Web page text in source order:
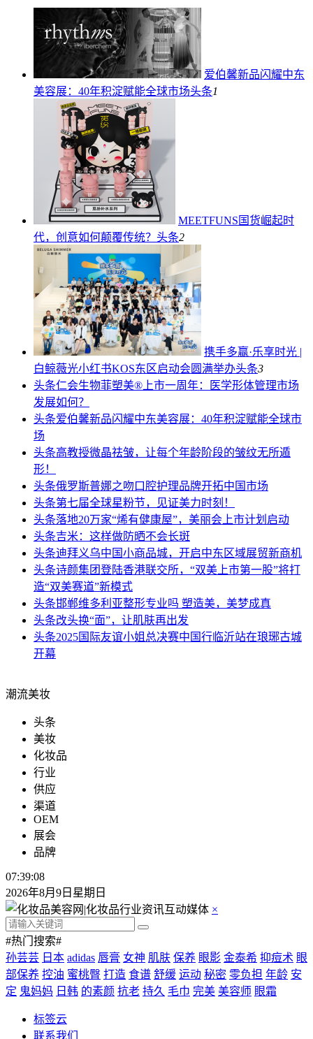
爱伯馨新品闪耀中东
美容展：40年积淀赋能全球市场头条1
MEETFUNS国货崛起时
代，创意如何颠覆传统？ 头条2
携手多赢·乐享时光 |
白鲸薇光小红书KOS东区启动会圆满举办头条3
头条仁会生物菲塑美®上市一周年：医学形体管理市场
发展如何？
头条爱伯馨新品闪耀中东美容展：40年积淀赋能全球市
场
头条高教授微晶祛皱，让每个年龄阶段的皱纹无所遁
形！
头条俄罗斯普娜之吻口腔护理品牌开拓中国市场
头条第七届全球星粉节，见证美力时刻！
头条落地20万家“烯有健康屋”，美丽会上市计划启动
头条吉米：这样做防晒不会长斑
头条迪拜义乌中国小商品城，开启中东区域展贸新商机
头条诗颜集团登陆香港联交所，“双美上市第一股”将打
造“双美赛道”新模式
头条邯郸维多利亚整形专业吗 塑造美，美梦成真
头条改头换“面”，让肌肤再出发
头条2025国际友谊小姐总决赛中国行临沂站在琅琊古城
开幕
潮流美妆
头条
美妆
化妆品
行业
供应
渠道
OEM
展会
品牌
07:39:09
2026年8月9日星期日
×
#热门搜索#
孙芸芸 日本 adidas 唇膏 女神 肌肤 保养 眼影 金泰希 抑痘术 眼
部保养 控油 蜜桃臀 打造 食谱 舒缓 运动 秘密 零负担 年龄 安
定 鬼妈妈 日韩 的素颜 抗老 持久 毛巾 完美 美容师 眼霜
标签云
联系我们